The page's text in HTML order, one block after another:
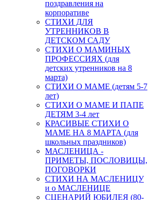
поздравления на
корпоративе
СТИХИ ДЛЯ
УТРЕННИКОВ В
ДЕТСКОМ САДУ
СТИХИ О МАМИНЫХ
ПРОФЕССИЯХ (для
детских утренников на 8
марта)
СТИХИ О МАМЕ (детям 5-7
лет)
СТИХИ О МАМЕ И ПАПЕ
ДЕТЯМ 3-4 лет
КРАСИВЫЕ СТИХИ О
МАМЕ НА 8 МАРТА (для
школьных праздников)
МАСЛЕНИЦА -
ПРИМЕТЫ, ПОСЛОВИЦЫ,
ПОГОВОРКИ
СТИХИ НА МАСЛЕНИЦУ
и о МАСЛЕНИЦЕ
СЦЕНАРИЙ ЮБИЛЕЯ (80-